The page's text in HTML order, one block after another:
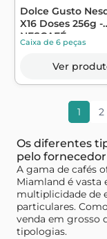
Dolce Gusto
X16 Doses 256g -
NESCAFÉ
Caixa de 6 peças
Ver
1 2
Os diferentes
pelo
A gama de cafés
Miamland é vasta
multiplicidade de
particulares.
venda em grosso
tipologias.